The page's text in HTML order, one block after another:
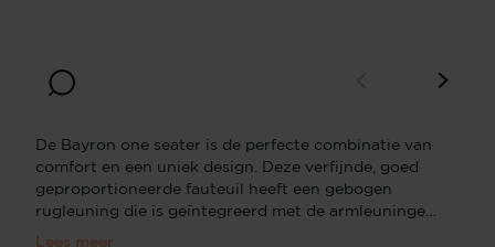
De Bayron one seater is de perfecte combinatie van
comfort en een uniek design. Deze verfijnde, goed
geproportioneerde fauteuil heeft een gebogen
rugleuning die is geïntegreerd met de armleuningen
Lees meer